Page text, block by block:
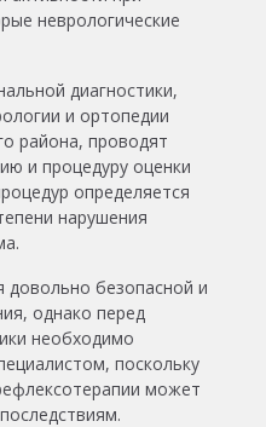
неврологические
диагностики,
и ортопедии
района, проводят
и процедуру оценки
определяется
нарушения
довольно безопасной и
однако перед
необходимо
поскольку
может